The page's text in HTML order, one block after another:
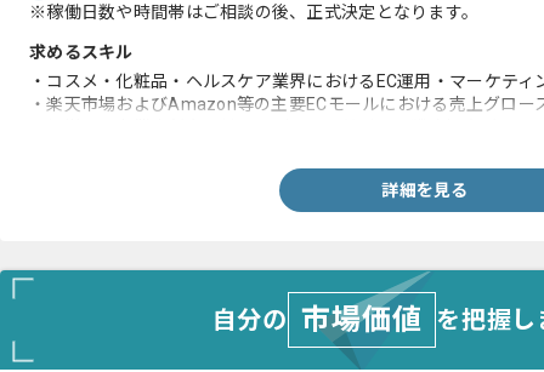
※稼働日数や時間帯はご相談の後、正式決定となります。
求めるスキル
・コスメ・化粧品・ヘルスケア業界におけるEC運用・マーケティ
・楽天市場およびAmazon等の主要ECモールにおける売上グロー
詳細を見る
自分の 市場価値 を把握